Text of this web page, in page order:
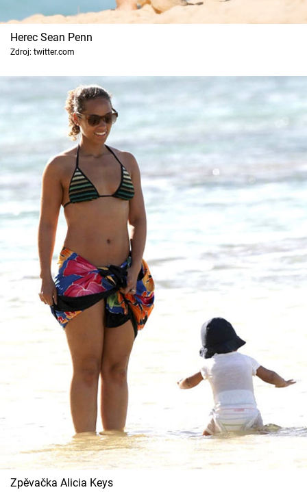
Herec Sean Penn
Zdroj: twitter.com
Zpěvačka Alicia Keys